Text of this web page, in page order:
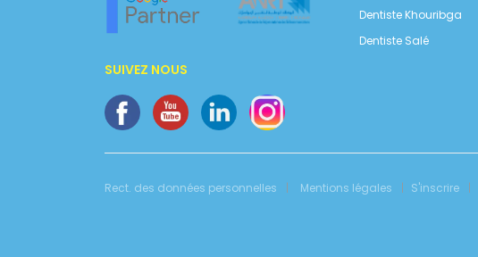
SUIVEZ NOUS
Dentiste Khouribga
Dentiste Salé
Rect. des données personnelles Mentions légales S'inscrire